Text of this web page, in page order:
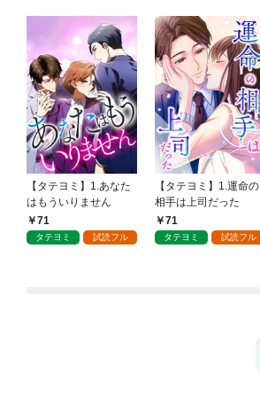
【タテヨミ】1.あなた
はもういりません
71
タテヨミ 試読フル
【タテヨミ】1.運命の
相手は上司だった
71
タテヨミ 試読フル